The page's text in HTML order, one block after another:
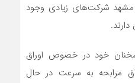
شرکت‌های زیادی وجود
خود در خصوص اوراق
مرابحه به سرعت در حال